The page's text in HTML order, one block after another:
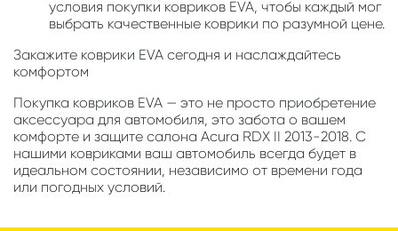
условия покупки ковриков EVA, чтобы каждый мог
выбрать качественные коврики по разумной цене.
Закажите коврики EVA сегодня и наслаждайтесь
комфортом
Покупка ковриков EVA — это не просто приобретение
аксессуара для автомобиля, это забота о вашем
комфорте и защите салона Acura RDX II 2013-2018. С
нашими ковриками ваш автомобиль всегда будет в
идеальном состоянии, независимо от времени года
или погодных условий.